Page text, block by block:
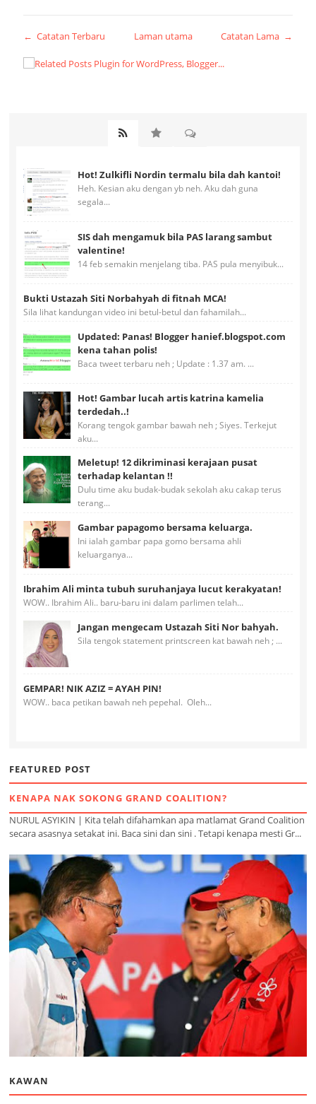
← Catatan Terbaru Catatan Lama →
Laman utama
Hot! Zulkifli Nordin termalu bila dah kantoi!
Heh. Kesian aku dengan yb neh. Aku dah guna
segala...
SIS dah mengamuk bila PAS larang sambut
valentine!
14 feb semakin menjelang tiba. PAS pula menyibuk...
Bukti Ustazah Siti Norbahyah di fitnah MCA!
Sila lihat kandungan video ini betul-betul dan fahamilah...
Updated: Panas! Blogger hanief.blogspot.com
kena tahan polis!
Baca tweet terbaru neh ; Update : 1.37 am. ...
Hot! Gambar lucah artis katrina kamelia
terdedah..!
Korang tengok gambar bawah neh ; Siyes. Terkejut
aku...
Meletup! 12 dikriminasi kerajaan pusat
terhadap kelantan !!
Dulu time aku budak-budak sekolah aku cakap terus
terang...
Gambar papagomo bersama keluarga.
Ini ialah gambar papa gomo bersama ahli
keluarganya...
Ibrahim Ali minta tubuh suruhanjaya lucut kerakyatan!
WOW.. Ibrahim Ali.. baru-baru ini dalam parlimen telah...
Jangan mengecam Ustazah Siti Nor bahyah.
Sila tengok statement printscreen kat bawah neh ; ...
GEMPAR! NIK AZIZ = AYAH PIN!
WOW.. baca petikan bawah neh pepehal. Oleh...
FEATURED POST
KENAPA NAK SOKONG GRAND COALITION?
NURUL ASYIKIN | Kita telah difahamkan apa matlamat Grand Coalition
secara asasnya setakat ini. Baca sini dan sini . Tetapi kenapa mesti Gr...
KAWAN